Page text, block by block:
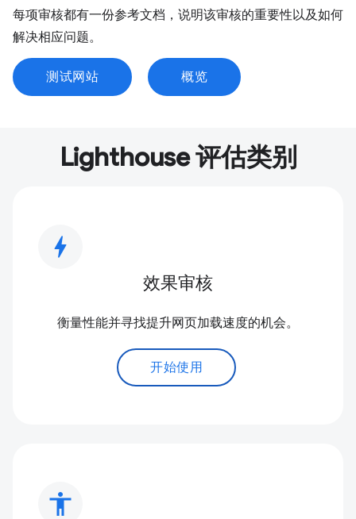
每项审核都有一份参考文档，说明该审核的重要性以及如何
解决相应问题。
测试网站 概览
Lighthouse 评估类别
bolt
效果审核
衡量性能并寻找提升网页加载速度的机会。
开始使用
accessibility